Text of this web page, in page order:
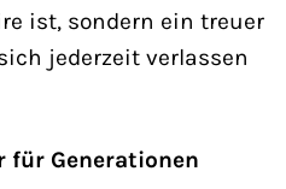
ist, sondern ein treuer
jederzeit verlassen
für Generationen